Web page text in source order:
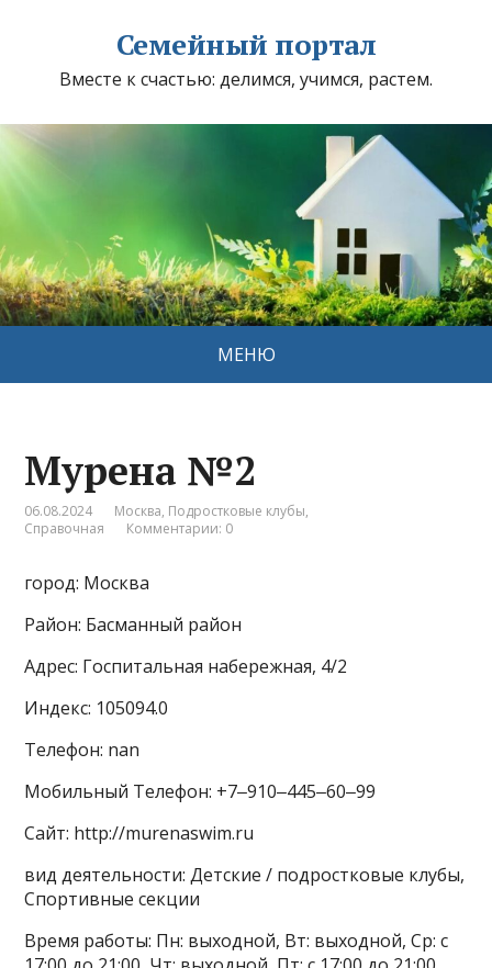
Семейный портал
Вместе к счастью: делимся, учимся, растем.
МЕНЮ
Мурена №2
06.08.2024 Москва, Подростковые клубы,
Справочная
Комментарии: 0
город: Москва
Район: Басманный район
Адрес: Госпитальная набережная, 4/2
Индекс: 105094.0
Телефон: nan
Мобильный Телефон: +7‒910‒445‒60‒99
Сайт: http://murenaswim.ru
вид деятельности: Детские / подростковые клубы,
Спортивные секции
Время работы: Пн: выходной, Вт: выходной, Ср: с